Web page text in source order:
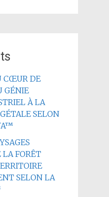
CŒUR DE
GÉNIE
À LA
SELON
LA FORÊT
SELON LA